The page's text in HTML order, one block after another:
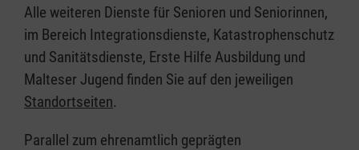
Alle weiteren Dienste für Senioren und Seniorinnen,
im Bereich Integrationsdienste, Katastrophenschutz
und Sanitätsdienste, Erste Hilfe Ausbildung und
Malteser Jugend finden Sie auf den jeweiligen
Standortseiten.
Parallel zum ehrenamtlich geprägten